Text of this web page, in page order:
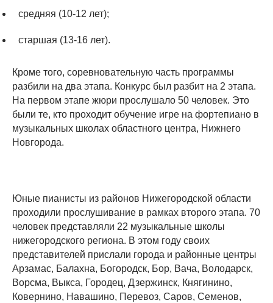
средняя (10-12 лет);
старшая (13-16 лет).
Кроме того, соревновательную часть программы
разбили на два этапа. Конкурс был разбит на 2 этапа.
На первом этапе жюри прослушало 50 человек. Это
были те, кто проходит обучение игре на фортепиано в
музыкальных школах областного центра, Нижнего
Новгорода.
Юные пианисты из районов Нижегородской области
проходили прослушивание в рамках второго этапа. 70
человек представляли 22 музыкальные школы
нижегородского региона. В этом году своих
представителей прислали города и районные центры
Арзамас, Балахна, Богородск, Бор, Вача, Володарск,
Ворсма, Выкса, Городец, Дзержинск, Княгинино,
Ковернино, Навашино, Перевоз, Саров, Семенов,